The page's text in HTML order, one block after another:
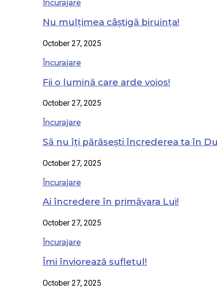
Încurajare
Nu mulțimea câștigă biruința!
October 27, 2025
Încurajare
Fii o lumină care arde voios!
October 27, 2025
Încurajare
Să nu îți părăsești încrederea ta în
October 27, 2025
Încurajare
Ai încredere în primăvara Lui!
October 27, 2025
Încurajare
Îmi înviorează sufletul!
October 27, 2025